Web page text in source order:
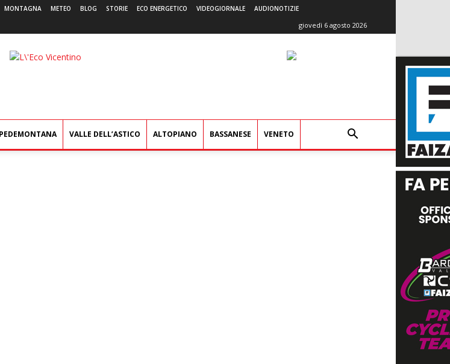
MONTAGNA METEO BLOG STORIE ECO ENERGETICO VIDEOGIORNALE AUDIONOTIZIE
giovedì 6 agosto 2026
L'Eco
PEDEMONTANA VALLE DELL’ASTICO ALTOPIANO BASSANESE VENETO